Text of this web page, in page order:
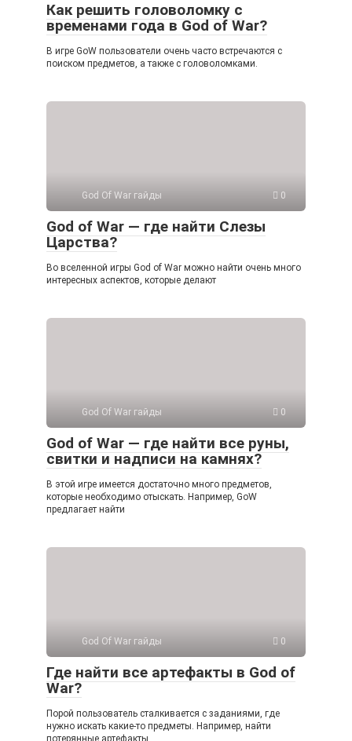
Как решить головоломку с
временами года в God of War?
В игре GoW пользователи очень часто встречаются с
поиском предметов, а также с головоломками.
God Of War гайды 0
God of War — где найти Слезы
Царства?
Во вселенной игры God of War можно найти очень много
интересных аспектов, которые делают
God Of War гайды 0
God of War — где найти все руны,
свитки и надписи на камнях?
В этой игре имеется достаточно много предметов,
которые необходимо отыскать. Например, GoW
предлагает найти
God Of War гайды 0
Где найти все артефакты в God of
War?
Порой пользователь сталкивается с заданиями, где
нужно искать какие-то предметы. Например, найти
потерянные артефакты.